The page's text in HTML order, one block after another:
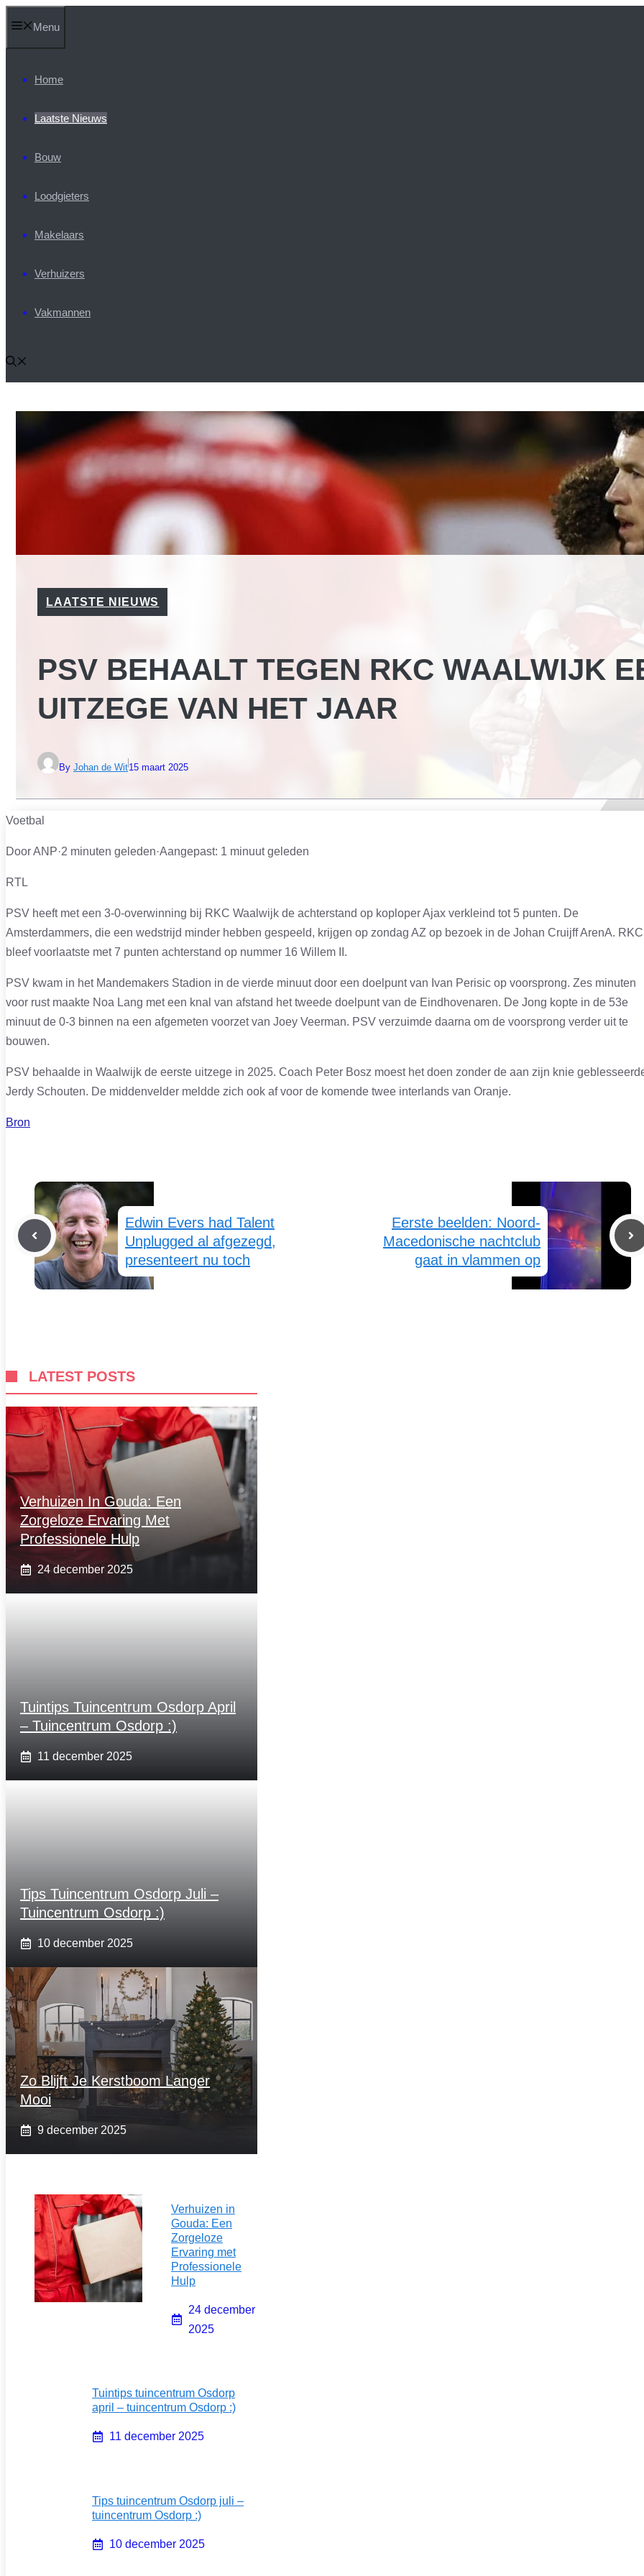
inhoud
Menu
Home
Laatste Nieuws
Bouw
Loodgieters
Makelaars
Verhuizers
Vakmannen
LAATSTE NIEUWS
PSV BEHAALT TEGEN RKC WAALWIJK
UITZEGE VAN HET JAAR
By Johan de Wit15 maart 2025
Voetbal
Door ANP·2 minuten geleden·Aangepast: 1 minuut geleden
RTL
PSV heeft met een 3-0-overwinning bij RKC Waalwijk de achterstand op koploper Ajax verkleind tot 5 punten. De
Amsterdammers, die een wedstrijd minder hebben gespeeld, krijgen op zondag AZ op bezoek in de Johan Cruijff ArenA. RKC
bleef voorlaatste met 7 punten achterstand op nummer 16 Willem II.
PSV kwam in het Mandemakers Stadion in de vierde minuut door een doelpunt van Ivan Perisic op voorsprong. Zes minuten
voor rust maakte Noa Lang met een knal van afstand het tweede doelpunt van de Eindhovenaren. De Jong kopte in de 53e
minuut de 0-3 binnen na een afgemeten voorzet van Joey Veerman. PSV verzuimde daarna om de voorsprong verder uit te
bouwen.
PSV behaalde in Waalwijk de eerste uitzege in 2025. Coach Peter Bosz moest het doen zonder de aan zijn knie
Jerdy Schouten. De middenvelder meldde zich ook af voor de komende twee interlands van Oranje.
Bron
Edwin Evers had Talent
Unplugged al afgezegd,
presenteert nu toch
Eerste beelden: Noord-
Macedonische nachtclub
gaat in vlammen op
LATEST POSTS
Verhuizen In Gouda: Een
Zorgeloze Ervaring Met
Professionele Hulp
24 december 2025
Tuintips Tuincentrum Osdorp April
– Tuincentrum Osdorp :)
11 december 2025
Tips Tuincentrum Osdorp Juli –
Tuincentrum Osdorp :)
10 december 2025
Zo Blijft Je Kerstboom Langer
Mooi
9 december 2025
Verhuizen in
Gouda: Een
Zorgeloze
Ervaring met
Professionele
Hulp
24 december
2025
Tuintips tuincentrum Osdorp
april – tuincentrum Osdorp :)
11 december 2025
Tips tuincentrum Osdorp juli –
tuincentrum Osdorp :)
10 december 2025